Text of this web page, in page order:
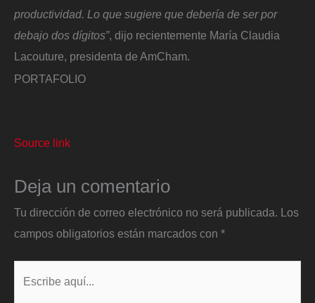
productividad. Lo que sugiere que debería de ser por
debajo dos dígitos”, dijo recientemente María Claudia
Lacouture, presidenta de AmCham.
PORTAFOLIO
Source link
Deja un comentario
Tu dirección de correo electrónico no será publicada. Los
campos obligatorios están marcados con *